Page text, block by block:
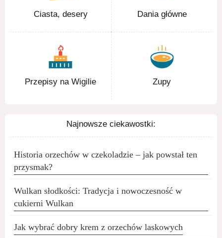
Ciasta, desery Dania główne
Przepisy na Wigilie Zupy
Najnowsze ciekawostki:
Historia orzechów w czekoladzie – jak powstał ten
przysmak?
Wulkan słodkości: Tradycja i nowoczesność w
cukierni Wulkan
Jak wybrać dobry krem z orzechów laskowych